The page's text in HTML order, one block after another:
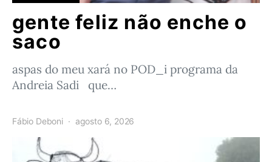
gente feliz não enche o
saco
aspas do meu xará no POD_i programa da
Andreia Sadi que…
Fábio Deboni agosto 6, 2026